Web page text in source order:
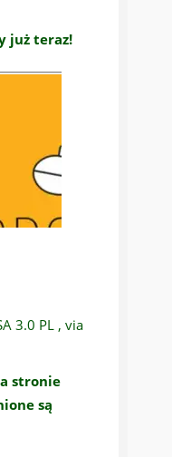
już teraz!
3.0 PL , via
stronie
są